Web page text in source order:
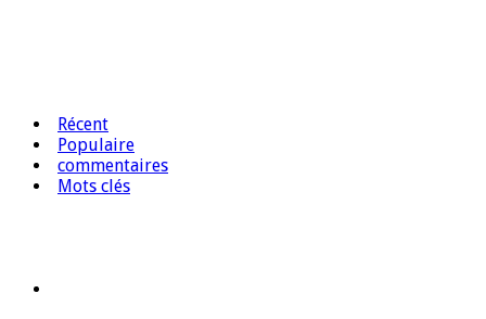
Récent
Populaire
commentaires
Mots clés